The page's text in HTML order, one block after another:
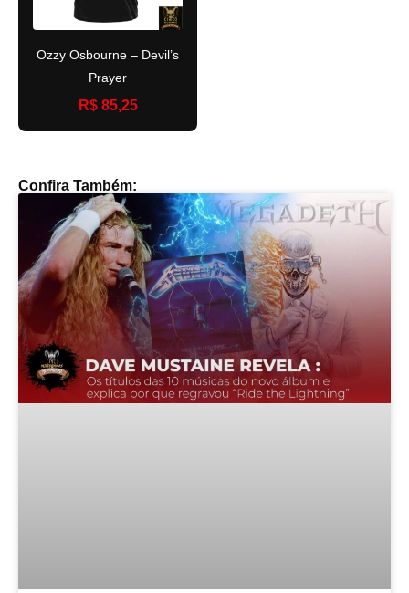
Ozzy Osbourne – Devil’s
Prayer
R$ 85,25
Confira Também: